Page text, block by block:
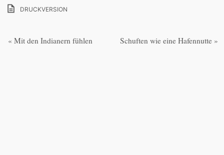
DRUCKVERSION
Beitrags-
« Mit den Indianern fühlen Schuften wie eine Hafen­nutte »